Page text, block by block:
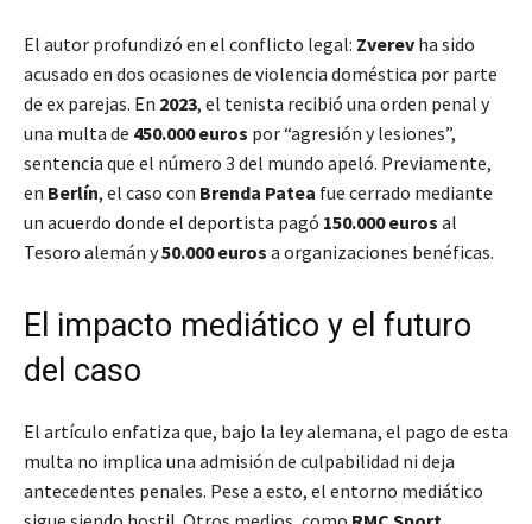
El autor profundizó en el conflicto legal: Zverev ha sido
acusado en dos ocasiones de violencia doméstica por parte
de ex parejas. En 2023, el tenista recibió una orden penal y
una multa de 450.000 euros por “agresión y lesiones”,
sentencia que el número 3 del mundo apeló. Previamente,
en Berlín, el caso con Brenda Patea fue cerrado mediante
un acuerdo donde el deportista pagó 150.000 euros al
Tesoro alemán y50.000 euros a organizaciones benéficas.
El impacto mediático y el futuro
del caso
El artículo enfatiza que, bajo la ley alemana, el pago de esta
multa no implica una admisión de culpabilidad ni deja
antecedentes penales. Pese a esto, el entorno mediático